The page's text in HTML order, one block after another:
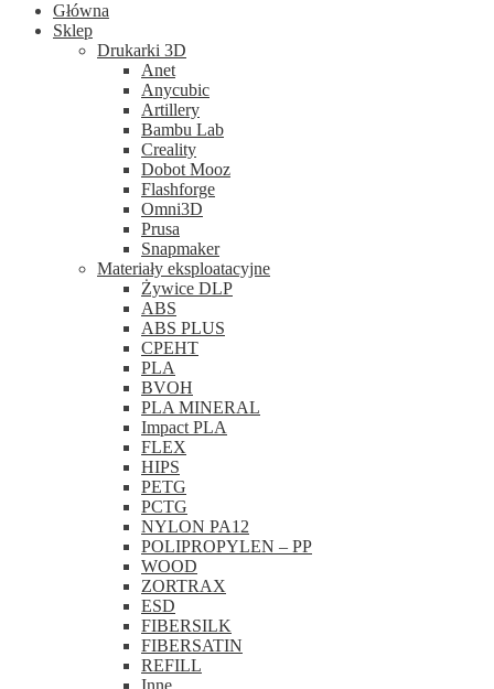
Główna
Sklep
Drukarki 3D
Anet
Anycubic
Artillery
Bambu Lab
Creality
Dobot Mooz
Flashforge
Omni3D
Prusa
Snapmaker
Materiały eksploatacyjne
Żywice DLP
ABS
ABS PLUS
CPEHT
PLA
BVOH
PLA MINERAL
Impact PLA
FLEX
HIPS
PETG
PCTG
NYLON PA12
POLIPROPYLEN – PP
WOOD
ZORTRAX
ESD
FIBERSILK
FIBERSATIN
REFILL
Inne